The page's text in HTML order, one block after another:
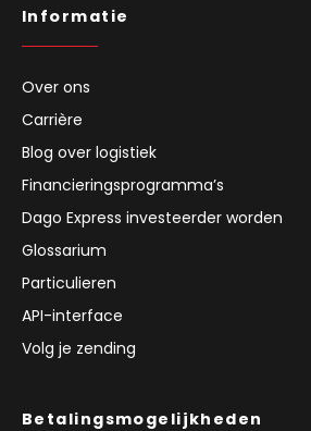
Informatie
Over ons
Carrière
Blog over logistiek
Financieringsprogramma’s
Dago Express investeerder worden
Glossarium
Particulieren
API-interface
Volg je zending
Betalingsmogelijkheden